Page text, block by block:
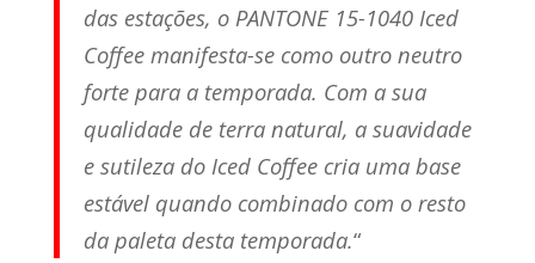
das estações, o PANTONE 15-1040 Iced
Coffee manifesta-se como outro neutro
forte para a temporada. Com a sua
qualidade de terra natural, a suavidade
e sutileza do Iced Coffee cria uma base
estável quando combinado com o resto
da paleta desta temporada.“